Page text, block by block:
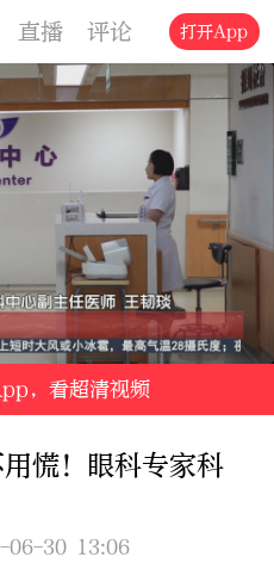
直播 评论 交通 文旅
打开App
，看超清视频
慌！眼科专家科
06-30 13:06